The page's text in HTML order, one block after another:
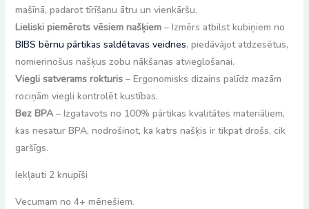
mašīnā, padarot tīrīšanu ātru un vienkāršu.
Lieliski piemērots vēsiem našķiem– Izmērs atbilst kubiņiem no
BIBS bērnu pārtikas saldētavas veidnes, piedāvājot atdzesētus,
nomierinošus našķus zobu nākšanas atvieglošanai.
Viegli satverams rokturis– Ergonomisks dizains palīdz mazām
rociņām viegli kontrolēt kustības.
Bez BPA– Izgatavots no 100% pārtikas kvalitātes materiāliem,
kas nesatur BPA, nodrošinot, ka katrs našķis ir tikpat drošs, cik
garšīgs.
Iekļauti 2 knupīši
Vecumam no 4+ mēnešiem.